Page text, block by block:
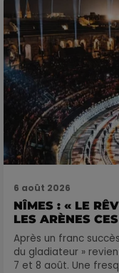
6 août 2026
NÎMES : « LE
LES ARÈNES
Après un franc
du gladiateur »
7 et 8 août. Une